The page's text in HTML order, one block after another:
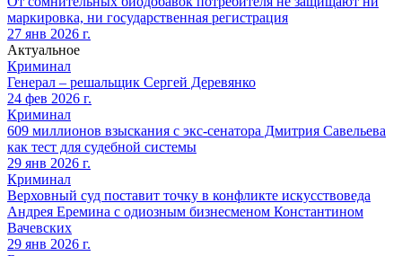
маркировка, ни государственная регистрация
27 янв 2026 г.
Актуальное
Криминал
Генерал – решальщик Сергей Деревянко
24 фев 2026 г.
Криминал
609 миллионов взыскания с экс-сенатора Дмитрия Савельева
как тест для судебной системы
29 янв 2026 г.
Криминал
Верховный суд поставит точку в конфликте искусствоведа
Андрея Еремина с одиозным бизнесменом Константином
Вачевских
29 янв 2026 г.